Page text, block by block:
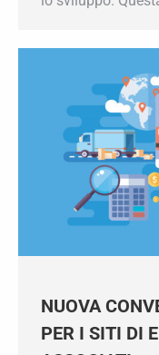
promuovere e
e lo sviluppo.